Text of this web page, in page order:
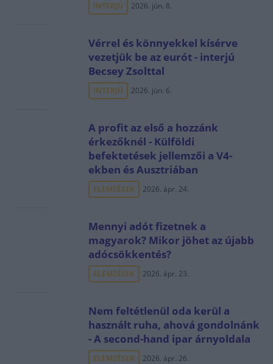
INTERJÚ 2026. jún. 8.
Vérrel és könnyekkel kísérve
vezetjük be az eurót - interjú
Becsey Zsolttal
INTERJÚ 2026. jún. 6.
A profit az első a hozzánk
érkezőknél - Külföldi
befektetések jellemzői a V4-
ekben és Ausztriában
ELEMZÉSEK 2026. ápr. 24.
Mennyi adót fizetnek a
magyarok? Mikor jöhet az újabb
adócsökkentés?
ELEMZÉSEK 2026. ápr. 23.
Nem feltétlenül oda kerül a
használt ruha, ahová gondolnánk
- A second-hand ipar árnyoldala
ELEMZÉSEK 2026. ápr. 26.